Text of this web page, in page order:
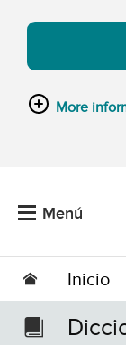
More
Menú
Inicio